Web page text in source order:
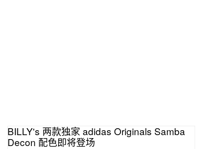
BILLY's 两款独家 adidas Originals Samba
Decon 配色即将登场